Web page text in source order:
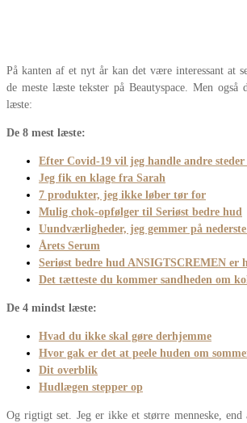
På kanten af et nyt år kan det være interessant at
de meste læste tekster på Beautyspace. Men også
læste:
De 8 mest læste:
Efter Covid-19 vil jeg handle andre
Jeg fik en klage fra Sarah
7 produkter, jeg ikke løber tør for
Mulig chok-opfølger til Seriøst bedre hud
Uundværligheder, jeg gemmer på
Årets Serum
Seriøst bedre hud ANSIGTSCREMEN er
Det tætteste du kommer sandheden om
De 4 mindst læste:
Hvad du ikke skal gøre derhjemme
Hvor gak er det at peele huden om
Dit overblik
Hudlægen stepper op
Og rigtigt set. Jeg er ikke et større menneske,